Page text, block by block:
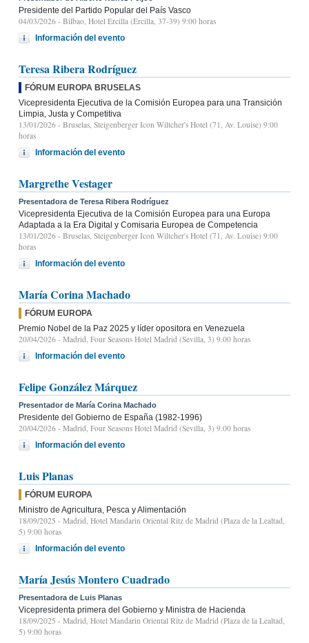
Presidente del Partido Popular del País Vasco
04/03/2026 - Bilbao, Hotel Ercilla (Ercilla, 37-39) 9:00 horas
Información del evento
Teresa Ribera Rodríguez
FÓRUM EUROPA BRUSELAS
Vicepresidenta Ejecutiva de la Comisión Europea para una Transición
Limpia, Justa y Competitiva
13/01/2026 - Bruselas, Steigenberger Icon Wiltcher's Hotel (71, Av. Louise) 9:00
horas
Información del evento
Margrethe Vestager
Presentadora de Teresa Ribera Rodríguez
Vicepresidenta Ejecutiva de la Comisión Europea para una Europa
Adaptada a la Era Digital y Comisaria Europea de Competencia
13/01/2026 - Bruselas, Steigenberger Icon Wiltcher's Hotel (71, Av. Louise) 9:00
horas
Información del evento
María Corina Machado
FÓRUM EUROPA
Premio Nobel de la Paz 2025 y líder opositora en Venezuela
20/04/2026 - Madrid, Four Seasons Hotel Madrid (Sevilla, 3) 9.00 horas
Información del evento
Felipe González Márquez
Presentador de María Corina Machado
Presidente del Gobierno de España (1982-1996)
20/04/2026 - Madrid, Four Seasons Hotel Madrid (Sevilla, 3) 9.00 horas
Información del evento
Luis Planas
FÓRUM EUROPA
Ministro de Agricultura, Pesca y Alimentación
18/09/2025 - Madrid, Hotel Mandarin Oriental Ritz de Madrid (Plaza de la Lealtad,
5) 9:00 horas
Información del evento
María Jesús Montero Cuadrado
Presentadora de Luis Planas
Vicepresidenta primera del Gobierno y Ministra de Hacienda
18/09/2025 - Madrid, Hotel Mandarin Oriental Ritz de Madrid (Plaza de la Lealtad,
5) 9:00 horas